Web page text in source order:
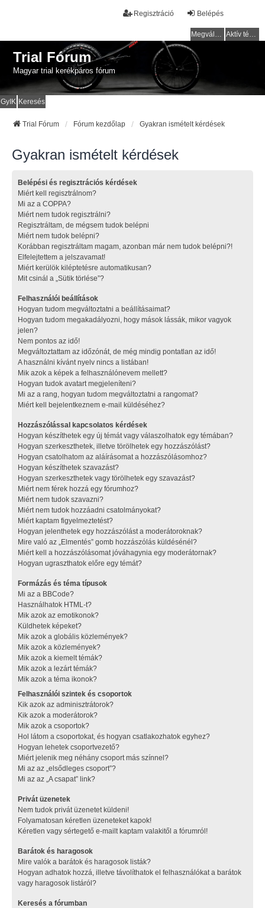
Belépés
Regisztráció
Megválaszolatlan témák Aktív témák
Trial Fórum
Magyar trial kerékpáros fórum
GyIK Keresés
Trial Fórum Fórum kezdőlap Gyakran ismételt kérdések
Gyakran ismételt kérdések
Belépési és regisztrációs kérdések
Miért kell regisztrálnom?
Mi az a COPPA?
Miért nem tudok regisztrálni?
Regisztráltam, de mégsem tudok belépni
Miért nem tudok belépni?
Korábban regisztráltam magam, azonban már nem tudok belépni?!
Elfelejtettem a jelszavamat!
Miért kerülök kiléptetésre automatikusan?
Mit csinál a „Sütik törlése”?
Felhasználói beállítások
Hogyan tudom megváltoztatni a beállításaimat?
Hogyan tudom megakadályozni, hogy mások lássák, mikor vagyok
jelen?
Nem pontos az idő!
Megváltoztattam az időzónát, de még mindig pontatlan az idő!
A használni kívánt nyelv nincs a listában!
Mik azok a képek a felhasználónevem mellett?
Hogyan tudok avatart megjeleníteni?
Mi az a rang, hogyan tudom megváltoztatni a rangomat?
Miért kell bejelentkeznem e-mail küldéséhez?
Hozzászólással kapcsolatos kérdések
Hogyan készíthetek egy új témát vagy válaszolhatok egy témában?
Hogyan szerkeszthetek, illetve törölhetek egy hozzászólást?
Hogyan csatolhatom az aláírásomat a hozzászólásomhoz?
Hogyan készíthetek szavazást?
Hogyan szerkeszthetek vagy törölhetek egy szavazást?
Miért nem férek hozzá egy fórumhoz?
Miért nem tudok szavazni?
Miért nem tudok hozzáadni csatolmányokat?
Miért kaptam figyelmeztetést?
Hogyan jelenthetek egy hozzászólást a moderátoroknak?
Mire való az „Elmentés” gomb hozzászólás küldésénél?
Miért kell a hozzászólásomat jóváhagynia egy moderátornak?
Hogyan ugraszthatok előre egy témát?
Formázás és téma típusok
Mi az a BBCode?
Használhatok HTML-t?
Mik azok az emotikonok?
Küldhetek képeket?
Mik azok a globális közlemények?
Mik azok a közlemények?
Mik azok a kiemelt témák?
Mik azok a lezárt témák?
Mik azok a téma ikonok?
Felhasználói szintek és csoportok
Kik azok az adminisztrátorok?
Kik azok a moderátorok?
Mik azok a csoportok?
Hol látom a csoportokat, és hogyan csatlakozhatok egyhez?
Hogyan lehetek csoportvezető?
Miért jelenik meg néhány csoport más színnel?
Mi az az „elsődleges csoport”?
Mi az az „A csapat” link?
Privát üzenetek
Nem tudok privát üzenetet küldeni!
Folyamatosan kéretlen üzeneteket kapok!
Kéretlen vagy sértegető e-mailt kaptam valakitől a fórumról!
Barátok és haragosok
Mire valók a barátok és haragosok listák?
Hogyan adhatok hozzá, illetve távolíthatok el felhasználókat a barátok
vagy haragosok listáról?
Keresés a fórumban